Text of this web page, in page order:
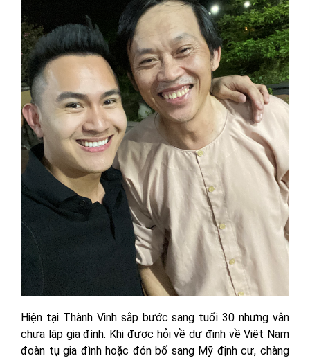
Hiện tại Thành Vinh sắp bước sang tuổi 30 nhưng vẫn
chưa lập gia đình. Khi được hỏi về dự định về Việt Nam
đoàn tụ gia đình hoặc đón bố sang Mỹ định cư, chàng